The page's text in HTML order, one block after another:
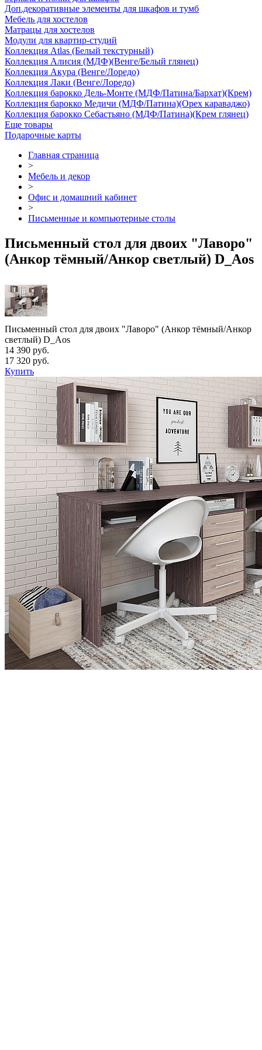
Доп.декоративные элементы для шкафов и тумб
Мебель для хостелов
Матрацы для хостелов
Модули для квартир-студий
Коллекция Atlas (Белый текстурный)
Коллекция Алисия (МДФ)(Венге/Белый глянец)
Коллекция Акура (Венге/Лоредо)
Коллекция Лаки (Венге/Лоредо)
Коллекция барокко Дель-Монте (МДФ/Патина/Бархат)(Крем)
Коллекция барокко Медичи (МДФ/Патина)(Орех караваджо)
Коллекция барокко Себастьяно (МДФ/Патина)(Крем глянец)
Еще товары
Подарочные карты
Главная страница
>
Мебель и декор
>
Офис и домашний кабинет
>
Письменные и компьютерные столы
Письменный стол для двоих "Лаворо"
(Анкор тёмный/Анкор светлый) D_Aos
Письменный стол для двоих "Лаворо" (Анкор тёмный/Анкор
светлый) D_Aos
14 390 руб.
17 320 руб.
Купить